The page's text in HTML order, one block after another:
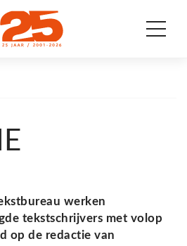
werken
tekstschrijvers met volop
op de redactie van